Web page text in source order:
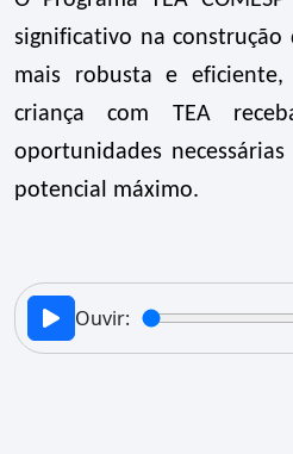
significativo na
mais robusta e
criança com TEA
oportunidades
potencial máximo.
Ouvir: